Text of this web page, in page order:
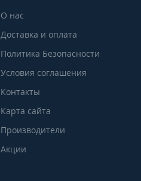
О нас
Доставка и оплата
Политика Безопасности
Условия соглашения
Контакты
Карта сайта
Производители
Акции